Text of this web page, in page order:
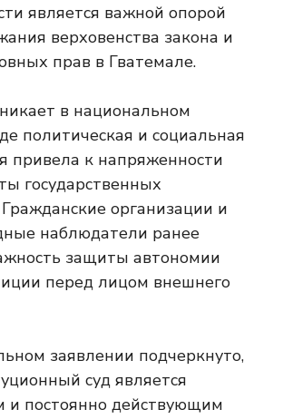
является важной опорой
верховенства закона и
прав в Гватемале.
в национальном
политическая и социальная
привела к напряженности
государственных
организации и
наблюдатели ранее
защиты автономии
перед лицом внешнего